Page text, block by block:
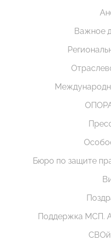
Важное
Бюро по защите
Поддержка МСП.
СВОй